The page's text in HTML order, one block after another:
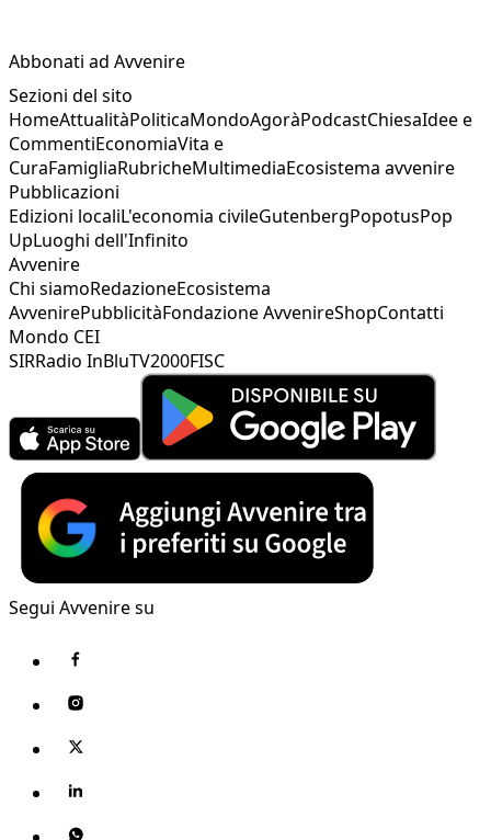
Abbonati ad Avvenire
Sezioni del sito
HomeAttualitàPoliticaMondoAgoràPodcastChiesaIdee e
CommentiEconomiaVita e
CuraFamigliaRubricheMultimediaEcosistema avvenire
Pubblicazioni
Edizioni localiL'economia civileGutenbergPopotusPop
UpLuoghi dell'Infinito
Avvenire
Chi siamoRedazioneEcosistema
AvvenirePubblicitàFondazione AvvenireShopContatti
Mondo CEI
SIRRadio InBluTV2000FISC
Segui Avvenire su